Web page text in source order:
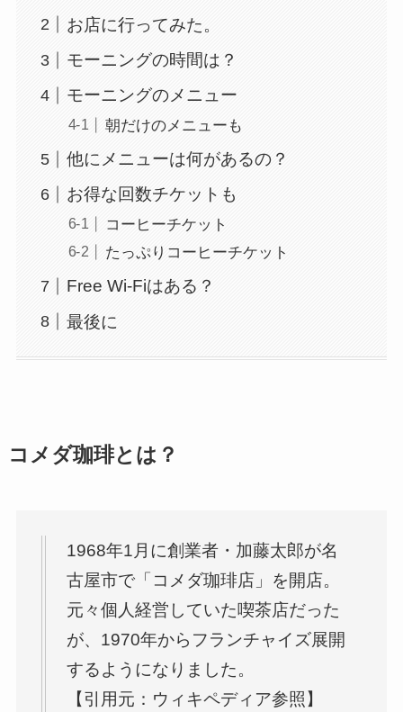
お店に行ってみた。
モーニングの時間は？
モーニングのメニュー
朝だけのメニューも
他にメニューは何があるの？
お得な回数チケットも
コーヒーチケット
たっぷりコーヒーチケット
Free Wi-Fiはある？
最後に
コメダ珈琲とは？
1968年1月に創業者・加藤太郎が名
古屋市で「コメダ珈琲店」を開店。
元々個人経営していた喫茶店だった
が、1970年からフランチャイズ展開
するようになりました。
【引用元：ウィキペディア参照】